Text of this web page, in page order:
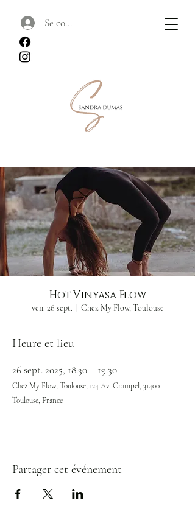
Se connecter
Hot Vinyasa Flow
ven. 26 sept. Chez My Flow, Toulouse
Heure et lieu
26 sept. 2025, 18:30 – 19:30
Chez My Flow, Toulouse, 124 Av. Crampel, 31400
Toulouse, France
Partager cet événement